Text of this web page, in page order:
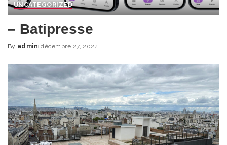
UNCATEGORIZED
– Batipresse
Posted
By admin décembre 27, 2024